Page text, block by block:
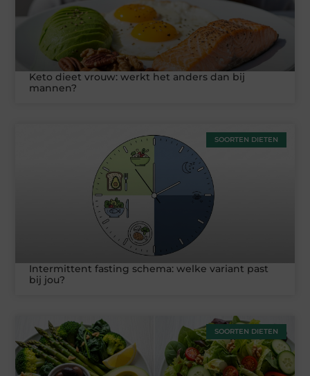
Keto dieet vrouw: werkt het anders dan bij
mannen?
SOORTEN DIETEN
Intermittent fasting schema: welke variant past
bij jou?
SOORTEN DIETEN